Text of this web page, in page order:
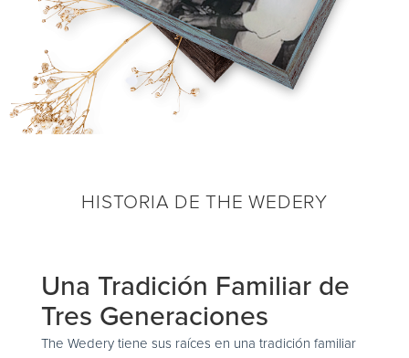
HISTORIA DE THE WEDERY
Una Tradición Familiar de
Tres Generaciones
The Wedery tiene sus raíces en una tradición familiar